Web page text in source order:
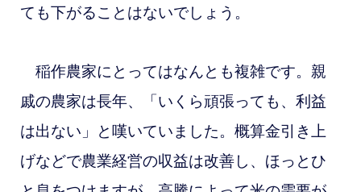
ても下がることはないでしょう。
稲作農家にとってはなんとも複雑です。親
戚の農家は長年、「いくら頑張っても、利益
は出ない」と嘆いていました。概算金引き上
げなどで農業経営の収益は改善し、ほっとひ